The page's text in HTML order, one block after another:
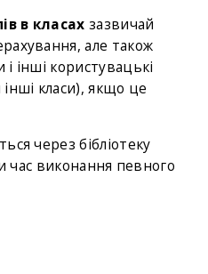
в класах зазвичай
але також
інші користувацькі
класи), якщо це
через бібліотеку
час виконання певного